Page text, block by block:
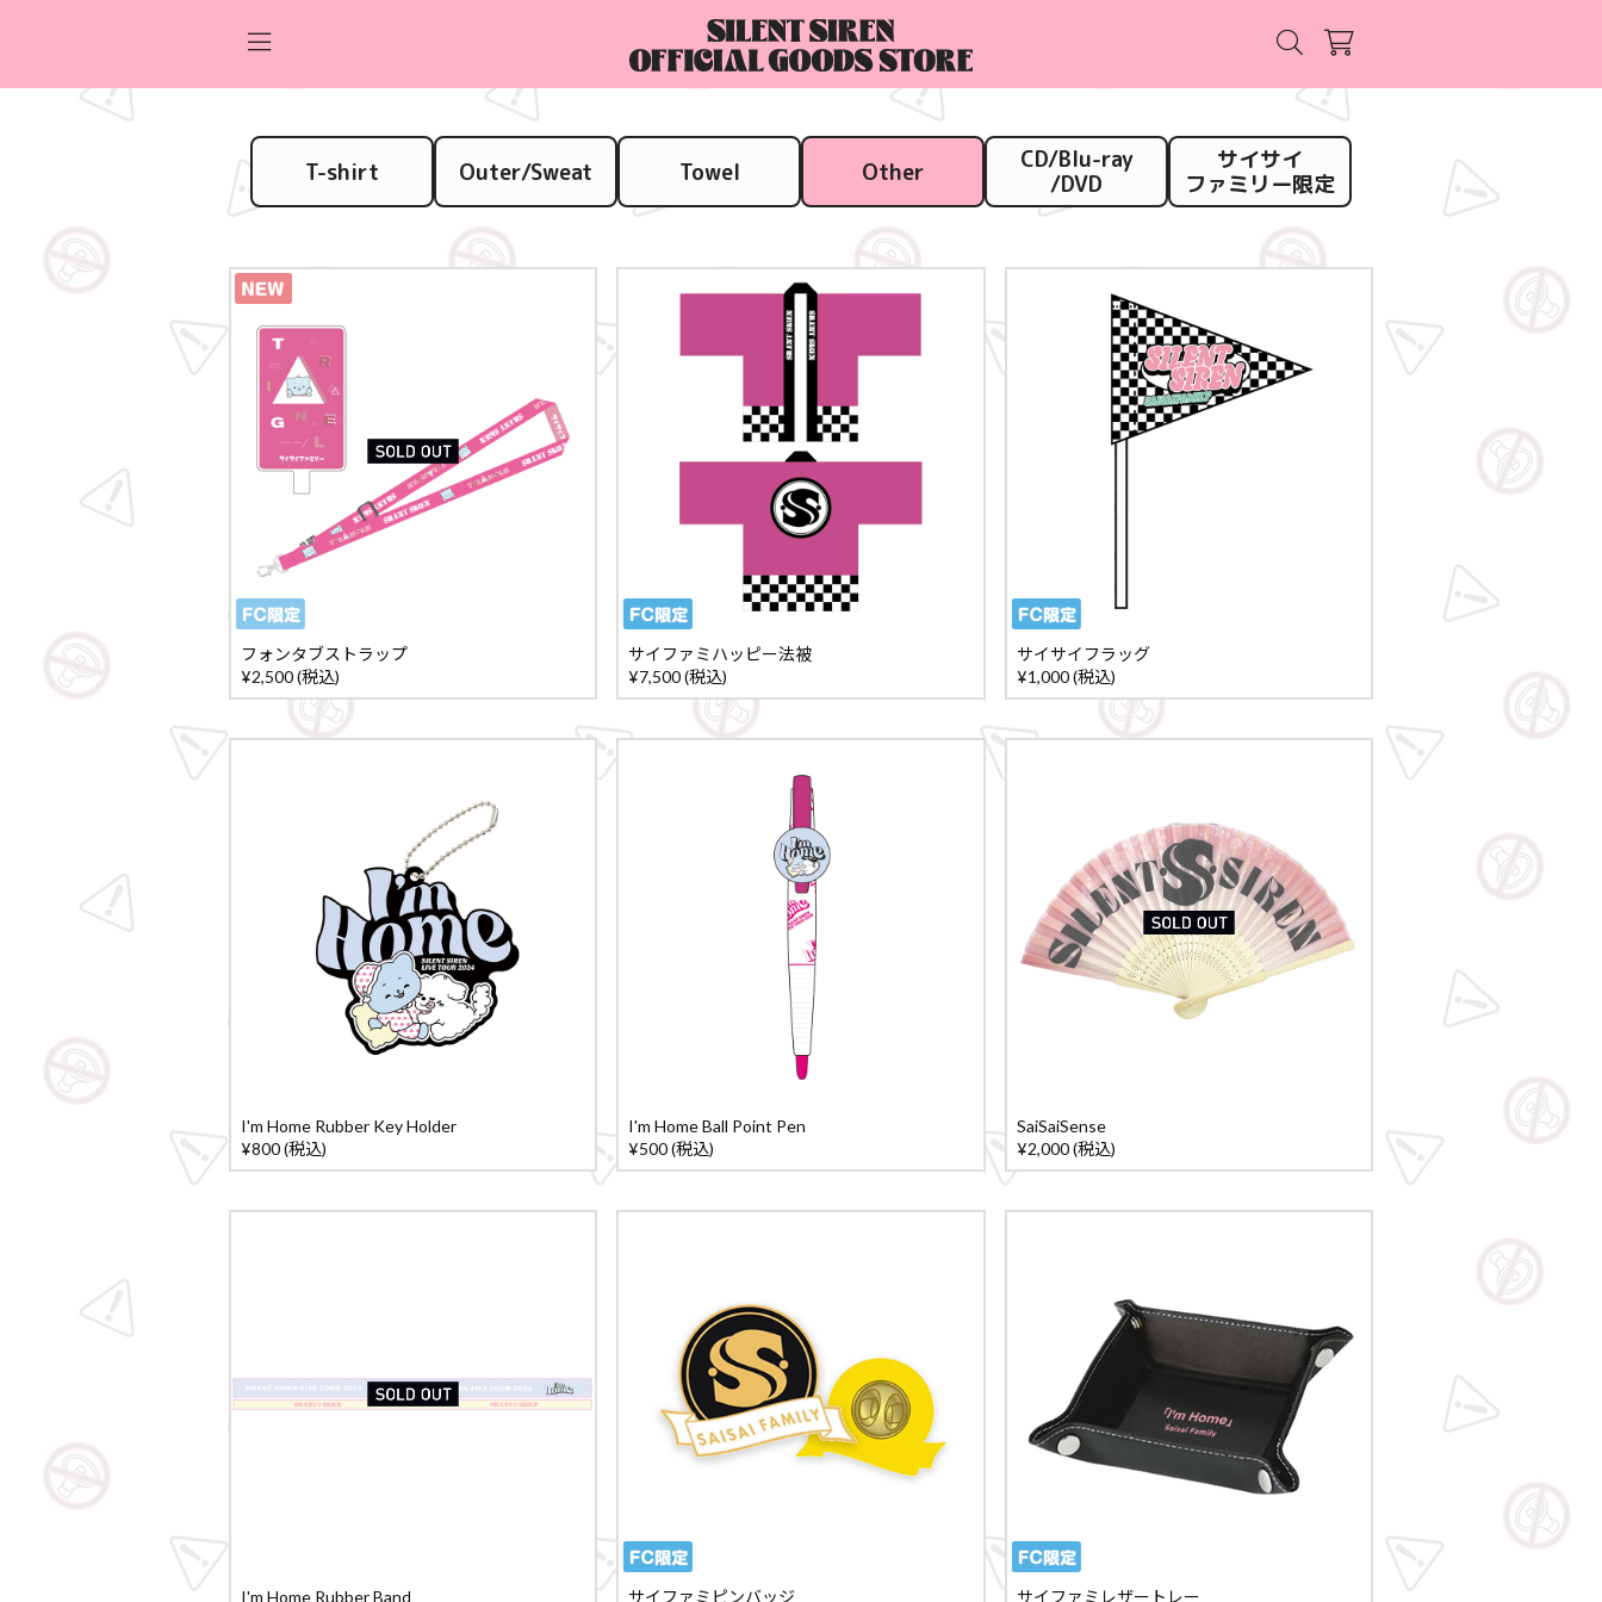
T-shirt Outer/Sweat Towel Other
CD/Blu-ray
/DVD
サイサイ
ファミリー限定
フォンタブストラップ
¥2,500 (税込)
サイファミハッピー法被
¥7,500 (税込)
サイサイフラッグ
¥1,000 (税込)
I'm Home Rubber Key Holder
¥800 (税込)
I'm Home Ball Point Pen
¥500 (税込)
SaiSaiSense
¥2,000 (税込)
I'm Home Rubber Band サイファミピンバッジ サイファミレザートレー